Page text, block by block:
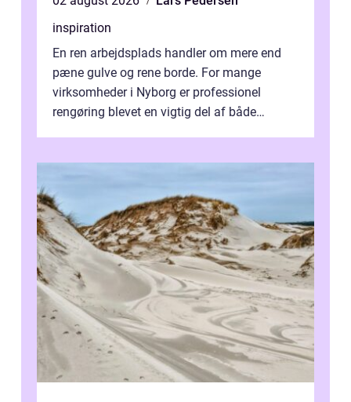
inspiration
En ren arbejdsplads handler om mere end
pæne gulve og rene borde. For mange
virksomheder i Nyborg er professionel
rengøring blevet en vigtig del af både